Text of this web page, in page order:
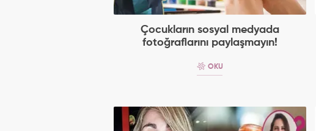
Çocukların sosyal medyada
fotoğraflarını paylaşmayın!
OKU